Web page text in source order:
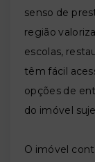
senso de
região
escolas,
têm fácil
opções de
do imóvel
O imóvel